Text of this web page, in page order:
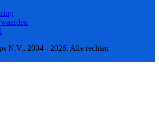
N.V., 2004 - 2026. Alle rechten